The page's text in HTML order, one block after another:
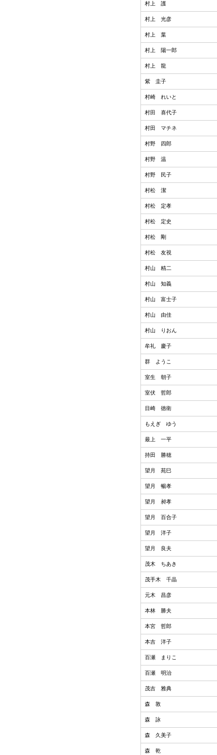
村上 護
村上 光彦
村上 葉
村上 陽一郎
村上 龍
紫 圭子
村崎 れいと
村田 喜代子
村田 マチネ
村野 四郎
村野 温
村野 民子
村松 潔
村松 定孝
村松 定史
村松 剛
村松 友視
村山 精二
村山 知義
村山 富士子
村山 由佳
村山 りおん
牟礼 慶子
群 ようこ
室生 朝子
室伏 哲郎
目崎 徳衛
もえぎ ゆう
最上 一平
持田 勝穂
望月 苑巳
望月 暢孝
望月 昶孝
望月 百合子
望月 洋子
望月 良夫
茂木 ちあき
茂手木 千晶
元木 昌彦
本林 勝夫
本宮 哲郎
本吉 洋子
百瀬 まりこ
百瀬 明治
茂吉 雅典
森 敦
森 詠
森 久美子
森 乾